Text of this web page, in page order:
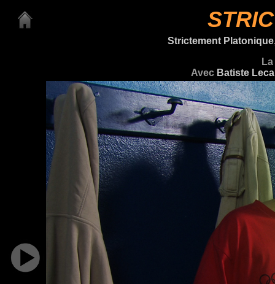
Strictement Platonique
Avec Batiste